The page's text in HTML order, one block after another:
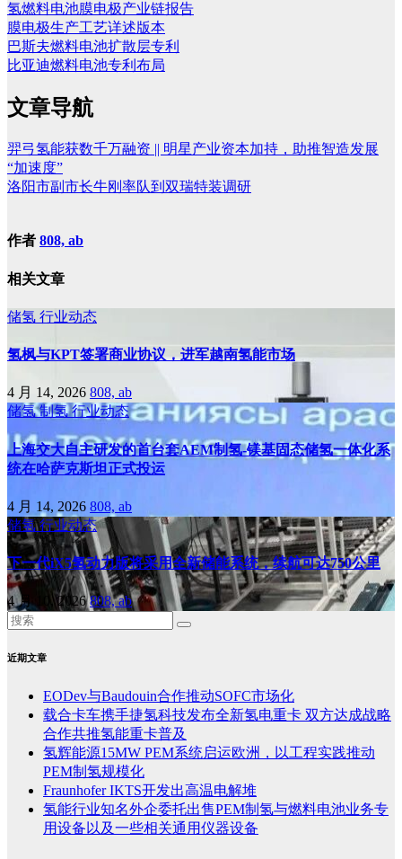
氢燃料电池膜电极产业链报告
膜电极生产工艺详述版本
巴斯夫燃料电池扩散层专利
比亚迪燃料电池专利布局
文章导航
羿弓氢能获数千万融资 || 明星产业资本加持，助推智造发展
“加速度”
洛阳市副市长牛刚率队到双瑞特装调研
作者 808, ab
相关文章
储氢 行业动态
氢枫与KPT签署商业协议，进军越南氢能市场
4 月 14, 2026 808, ab
储氢制氢行业动态
上海交大自主研发的首台套AEM制氢-镁基固态储氢一体化系
统在哈萨克斯坦正式投运
4 月 14, 2026 808, ab
储氢行业动态
下一代iX5氢动力版将采用全新储能系统，续航可达750公里
4 月 10, 2026808, ab
近期文章
EODev与Baudouin合作推动SOFC市场化
载合卡车携手捷氢科技发布全新氢电重卡 双方达成战略
合作共推氢能重卡普及
氢辉能源15MW PEM系统启运欧洲，以工程实践推动
PEM制氢规模化
Fraunhofer IKTS开发出高温电解堆
氢能行业知名外企委托出售PEM制氢与燃料电池业务专
用设备以及一些相关通用仪器设备